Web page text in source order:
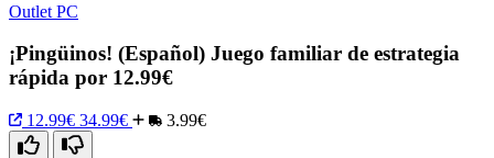
Outlet PC
¡Pingüinos! (Español) Juego familiar de estrategia
rápida por 12.99€
12.99€ 34.99€ 3.99€